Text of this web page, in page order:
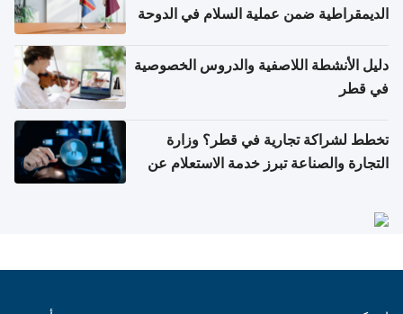
الديمقراطية ضمن عملية السلام في الدوحة
دليل الأنشطة اللاصفية والدروس الخصوصية
في قطر
تخطط لشراكة تجارية في قطر؟ وزارة
التجارة والصناعة تبرز خدمة الاستعلام عن